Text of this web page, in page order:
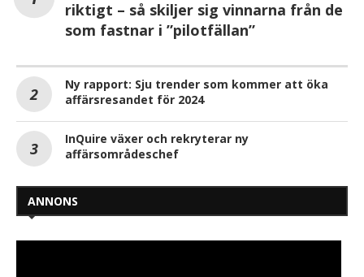
riktigt – så skiljer sig vinnarna från de
som fastnar i ”pilotfällan”
Ny rapport: Sju trender som kommer att öka
affärsresandet för 2024
InQuire växer och rekryterar ny
affärsområdeschef
ANNONS